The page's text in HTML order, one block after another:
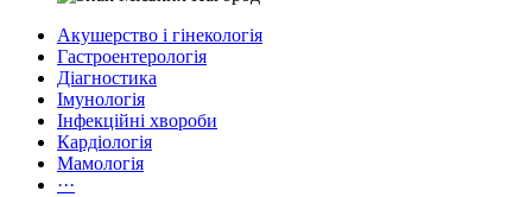
Акушерство і гінекологія
Гастроентерологія
Діагностика
Імунологія
Інфекційні хвороби
Кардіологія
Мамологія
···